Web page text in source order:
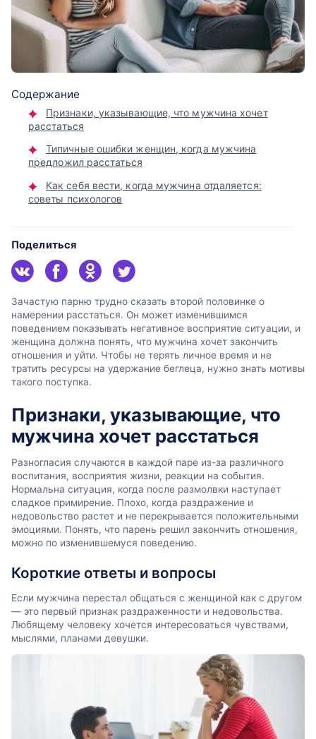
Содержание
Признаки, указывающие, что мужчина хочет
расстаться
Типичные ошибки женщин, когда мужчина
предложил расстаться
Как себя вести, когда мужчина отдаляется:
советы психологов
Поделиться
Зачастую парню трудно сказать второй половинке о
намерении расстаться. Он может изменившимся
поведением показывать негативное восприятие ситуации, и
женщина должна понять, что мужчина хочет закончить
отношения и уйти. Чтобы не терять личное время и не
тратить ресурсы на удержание беглеца, нужно знать мотивы
такого поступка.
Признаки, указывающие, что
мужчина хочет расстаться
Разногласия случаются в каждой паре из-за различного
воспитания, восприятия жизни, реакции на события.
Нормальна ситуация, когда после размолвки наступает
сладкое примирение. Плохо, когда раздражение и
недовольство растет и не перекрывается положительными
эмоциями. Понять, что парень решил закончить отношения,
можно по изменившемуся поведению.
Короткие ответы и вопросы
Если мужчина перестал общаться с женщиной как с другом
— это первый признак раздраженности и недовольства.
Любящему человеку хочется интересоваться чувствами,
мыслями, планами девушки.